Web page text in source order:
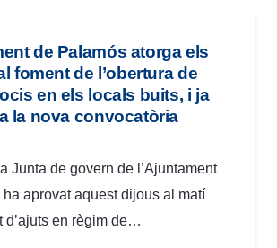
de Palamós atorga els
foment de l’obertura de
en els locals buits, i ja
la nova convocatòria
Junta de govern de l’Ajuntament
aprovat aquest dijous al matí
d’ajuts en règim de…